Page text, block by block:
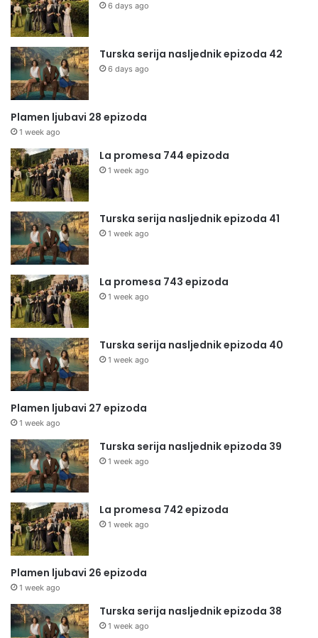
6 days ago
Turska serija nasljednik epizoda 42
6 days ago
Plamen ljubavi 28 epizoda
1 week ago
La promesa 744 epizoda
1 week ago
Turska serija nasljednik epizoda 41
1 week ago
La promesa 743 epizoda
1 week ago
Turska serija nasljednik epizoda 40
1 week ago
Plamen ljubavi 27 epizoda
1 week ago
Turska serija nasljednik epizoda 39
1 week ago
La promesa 742 epizoda
1 week ago
Plamen ljubavi 26 epizoda
1 week ago
Turska serija nasljednik epizoda 38
1 week ago